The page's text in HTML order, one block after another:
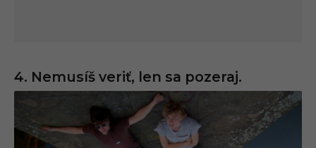
4. Nemusíš veriť, len sa pozeraj.